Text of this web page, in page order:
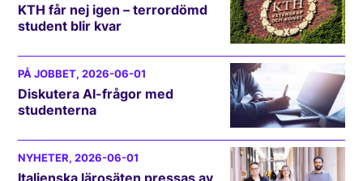
KTH får nej igen – terrordömd
student blir kvar
PÅ JOBBET, 2026-06-01
Diskutera AI-frågor med
studenterna
NYHETER, 2026-06-01
Italienska lärosäten pressas av